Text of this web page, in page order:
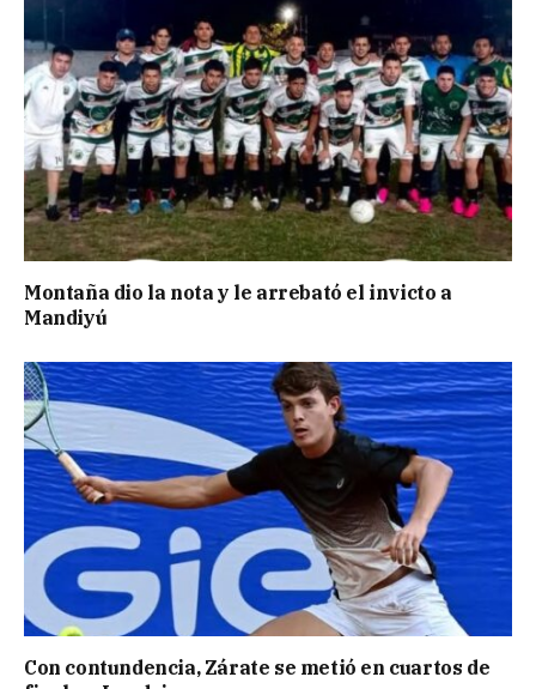
Montaña dio la nota y le arrebató el invicto a
Mandiyú
Con contundencia, Zárate se metió en cuartos de